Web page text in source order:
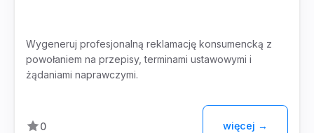
Wygeneruj profesjonalną reklamację konsumencką z
powołaniem na przepisy, terminami ustawowymi i
żądaniami naprawczymi.
0 więcej →